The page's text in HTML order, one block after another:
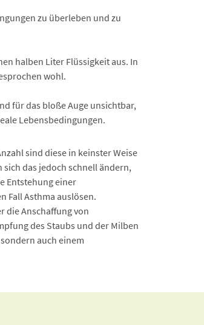
zu überleben und zu
halben Liter Flüssigkeit aus. In
wohl.
für das bloße Auge unsichtbar,
Lebensbedingungen.
sind diese in keinster Weise
das jedoch schnell ändern,
Entstehung einer
Fall Asthma auslösen.
die Anschaffung von
des Staubs und der Milben
auch einem